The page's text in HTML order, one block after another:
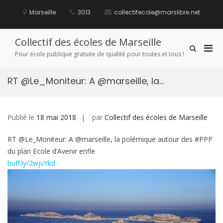
Marseille 3013 collectifecole@marslibre.net
Collectif des écoles de Marseille
Pour école publique gratuite de qualité pour toutes et tous !
Afficher
RT @Le_Moniteur: A @marseille, la…
Publié le 18 mai 2018 par Collectif des écoles de Marseille
RT @Le_Moniteur: A @marseille, la polémique autour des #PPP
du plan Ecole d’Avenir enfle
buff.ly/2wjvYkd